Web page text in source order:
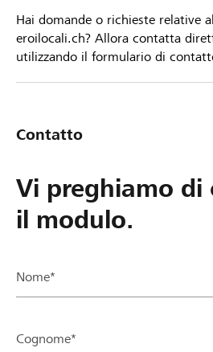
Hai domande o richieste relative
eroilocali.ch? Allora contatta
utilizzando il formulario di
Contatto
Vi preghiamo di
il modulo.
Nome*
Cognome*